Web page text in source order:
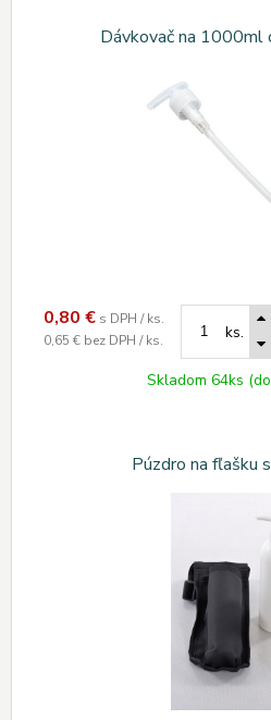
Dávkovač na
0,80 € s DPH / ks.
0,65 € bez DPH / ks. ks.
Skladom 64ks
Púzdro na fľašku